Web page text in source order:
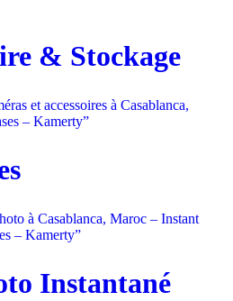
& Stockage
Instantané